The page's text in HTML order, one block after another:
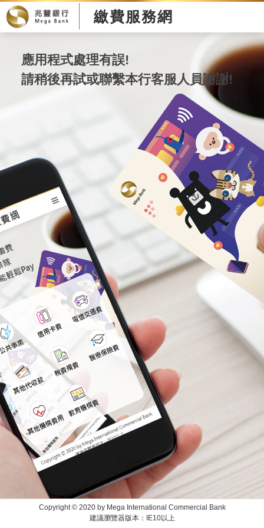
繳費服務網
應用程式處理有誤!
請稍後再試或聯繫本行客服人員謝謝!
Copyright © 2020 by Mega International Commercial Bank
建議瀏覽器版本：IE10以上